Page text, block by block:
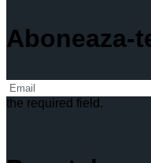
Aboneaza-
the required field.